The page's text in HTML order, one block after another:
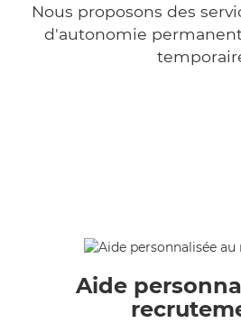
Nous proposons des
d'autonomie
Aide